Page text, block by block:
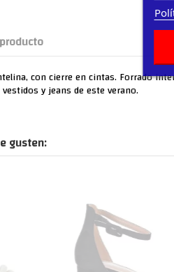
con cierre en cintas. Forrado
y jeans de este verano.
gusten: